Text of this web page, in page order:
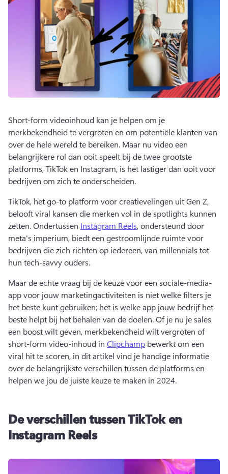
Short-form videoinhoud kan je helpen om je
merkbekendheid te vergroten en om potentiële klanten van
over de hele wereld te bereiken. Maar nu video een
belangrijkere rol dan ooit speelt bij de twee grootste
platforms, TikTok en Instagram, is het lastiger dan ooit voor
bedrijven om zich te onderscheiden.
TikTok, het go-to platform voor creatievelingen uit Gen Z,
belooft viral kansen die merken vol in de spotlights kunnen
zetten. Ondertussen Instagram Reels, ondersteund door
meta's imperium, biedt een gestroomlijnde ruimte voor
bedrijven die zich richten op iedereen, van millennials tot
hun tech-savvy ouders.
Maar de echte vraag bij de keuze voor een sociale-media-
app voor jouw marketingactiviteiten is niet welke filters je
het beste kunt gebruiken; het is welke app jouw bedrijf het
beste helpt bij het behalen van de doelen. Of je nu je sales
een boost wilt geven, merkbekendheid wilt vergroten of
short-form video-inhoud in Clipchamp bewerkt om een
viral hit te scoren, in dit artikel vind je handige informatie
over de belangrijkste verschillen tussen de platforms en
helpen we jou de juiste keuze te maken in 2024.
De verschillen tussen TikTok en
Instagram Reels